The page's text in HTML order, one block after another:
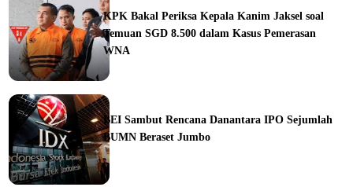
KPK Bakal Periksa Kepala Kanim Jaksel soal
Temuan SGD 8.500 dalam Kasus Pemerasan
WNA
BEI Sambut Rencana Danantara IPO Sejumlah
BUMN Beraset Jumbo